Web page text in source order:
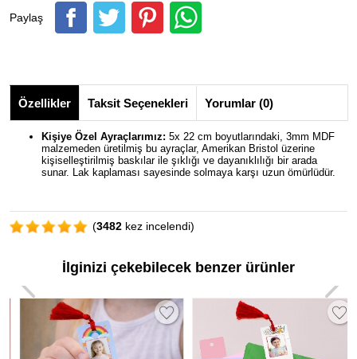
Paylaş
Özellikler Taksit Seçenekleri Yorumlar (0)
Kişiye Özel Ayraçlarımız: 5x 22 cm boyutlarındaki, 3mm MDF
malzemeden üretilmiş bu ayraçlar, Amerikan Bristol üzerine
kişiselleştirilmiş baskılar ile şıklığı ve dayanıklılığı bir arada
sunar. Lak kaplaması sayesinde solmaya karşı uzun ömürlüdür.
(3482 kez incelendi)
İlginizi çekebilecek benzer ürünler